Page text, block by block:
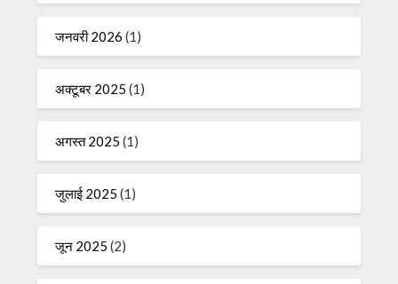
जनवरी 2026 (1)
अक्टूबर 2025 (1)
अगस्त 2025 (1)
जुलाई 2025 (1)
जून 2025 (2)